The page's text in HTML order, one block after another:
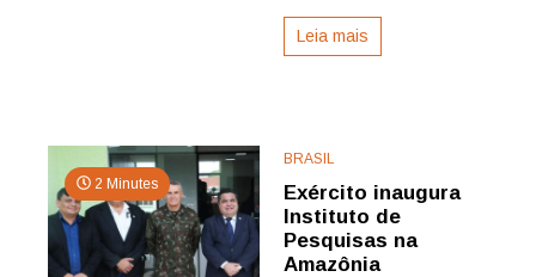
Pessoa
Leia mais
2 Minutes
BRASIL
Exército inaugura
Instituto de
Pesquisas na
Amazônia